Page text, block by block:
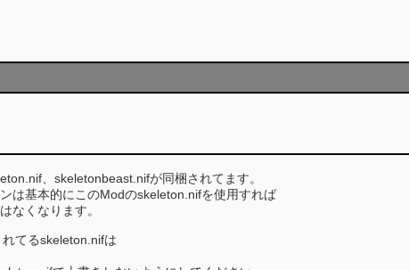
、skeletonbeast.nifが同梱されてます。
は基本的にこのModのskeleton.nifを使用すれば
なくなります。
てるskeleton.nifは